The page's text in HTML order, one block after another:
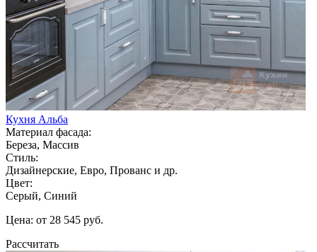
Кухня Альба
Материал фасада:
Береза, Массив
Стиль:
Дизайнерские, Евро, Прованс и др.
Цвет:
Серый, Синий
Цена: от 28 545 руб.
Рассчитать